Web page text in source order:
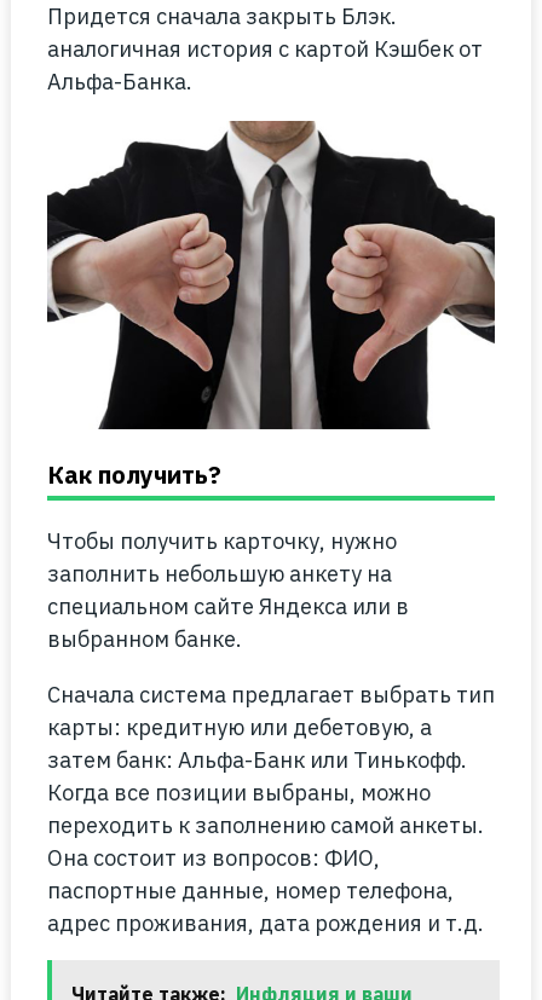
Придется сначала закрыть Блэк.
аналогичная история с картой Кэшбек от
Альфа-Банка.
Как получить?
Чтобы получить карточку, нужно
заполнить небольшую анкету на
специальном сайте Яндекса или в
выбранном банке.
Сначала система предлагает выбрать тип
карты: кредитную или дебетовую, а
затем банк: Альфа-Банк или Тинькофф.
Когда все позиции выбраны, можно
переходить к заполнению самой анкеты.
Она состоит из вопросов: ФИО,
паспортные данные, номер телефона,
адрес проживания, дата рождения и т.д.
Читайте также: Инфляция и ваши